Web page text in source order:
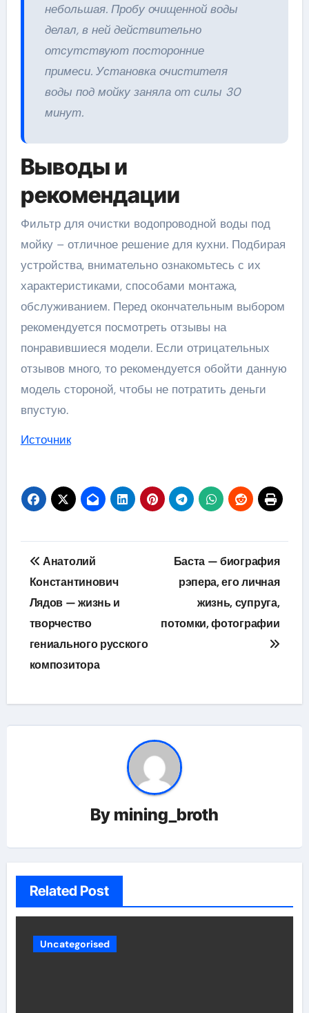
небольшая. Пробу очищенной воды
делал, в ней действительно
отсутствуют посторонние
примеси. Установка очистителя
воды под мойку заняла от силы 30
минут.
Выводы и
рекомендации
Фильтр для очистки водопроводной воды под
мойку – отличное решение для кухни. Подбирая
устройства, внимательно ознакомьтесь с их
характеристиками, способами монтажа,
обслуживанием. Перед окончательным выбором
рекомендуется посмотреть отзывы на
понравившиеся модели. Если отрицательных
отзывов много, то рекомендуется обойти данную
модель стороной, чтобы не потратить деньги
впустую.
Источник
Навигация
по
записям
Анатолий
Константинович
Лядов — жизнь и
творчество
гениального русского
композитора
Баста — биография
рэпера, его личная
жизнь, супруга,
потомки, фотографии
By mining_broth
Related Post
Uncategorised